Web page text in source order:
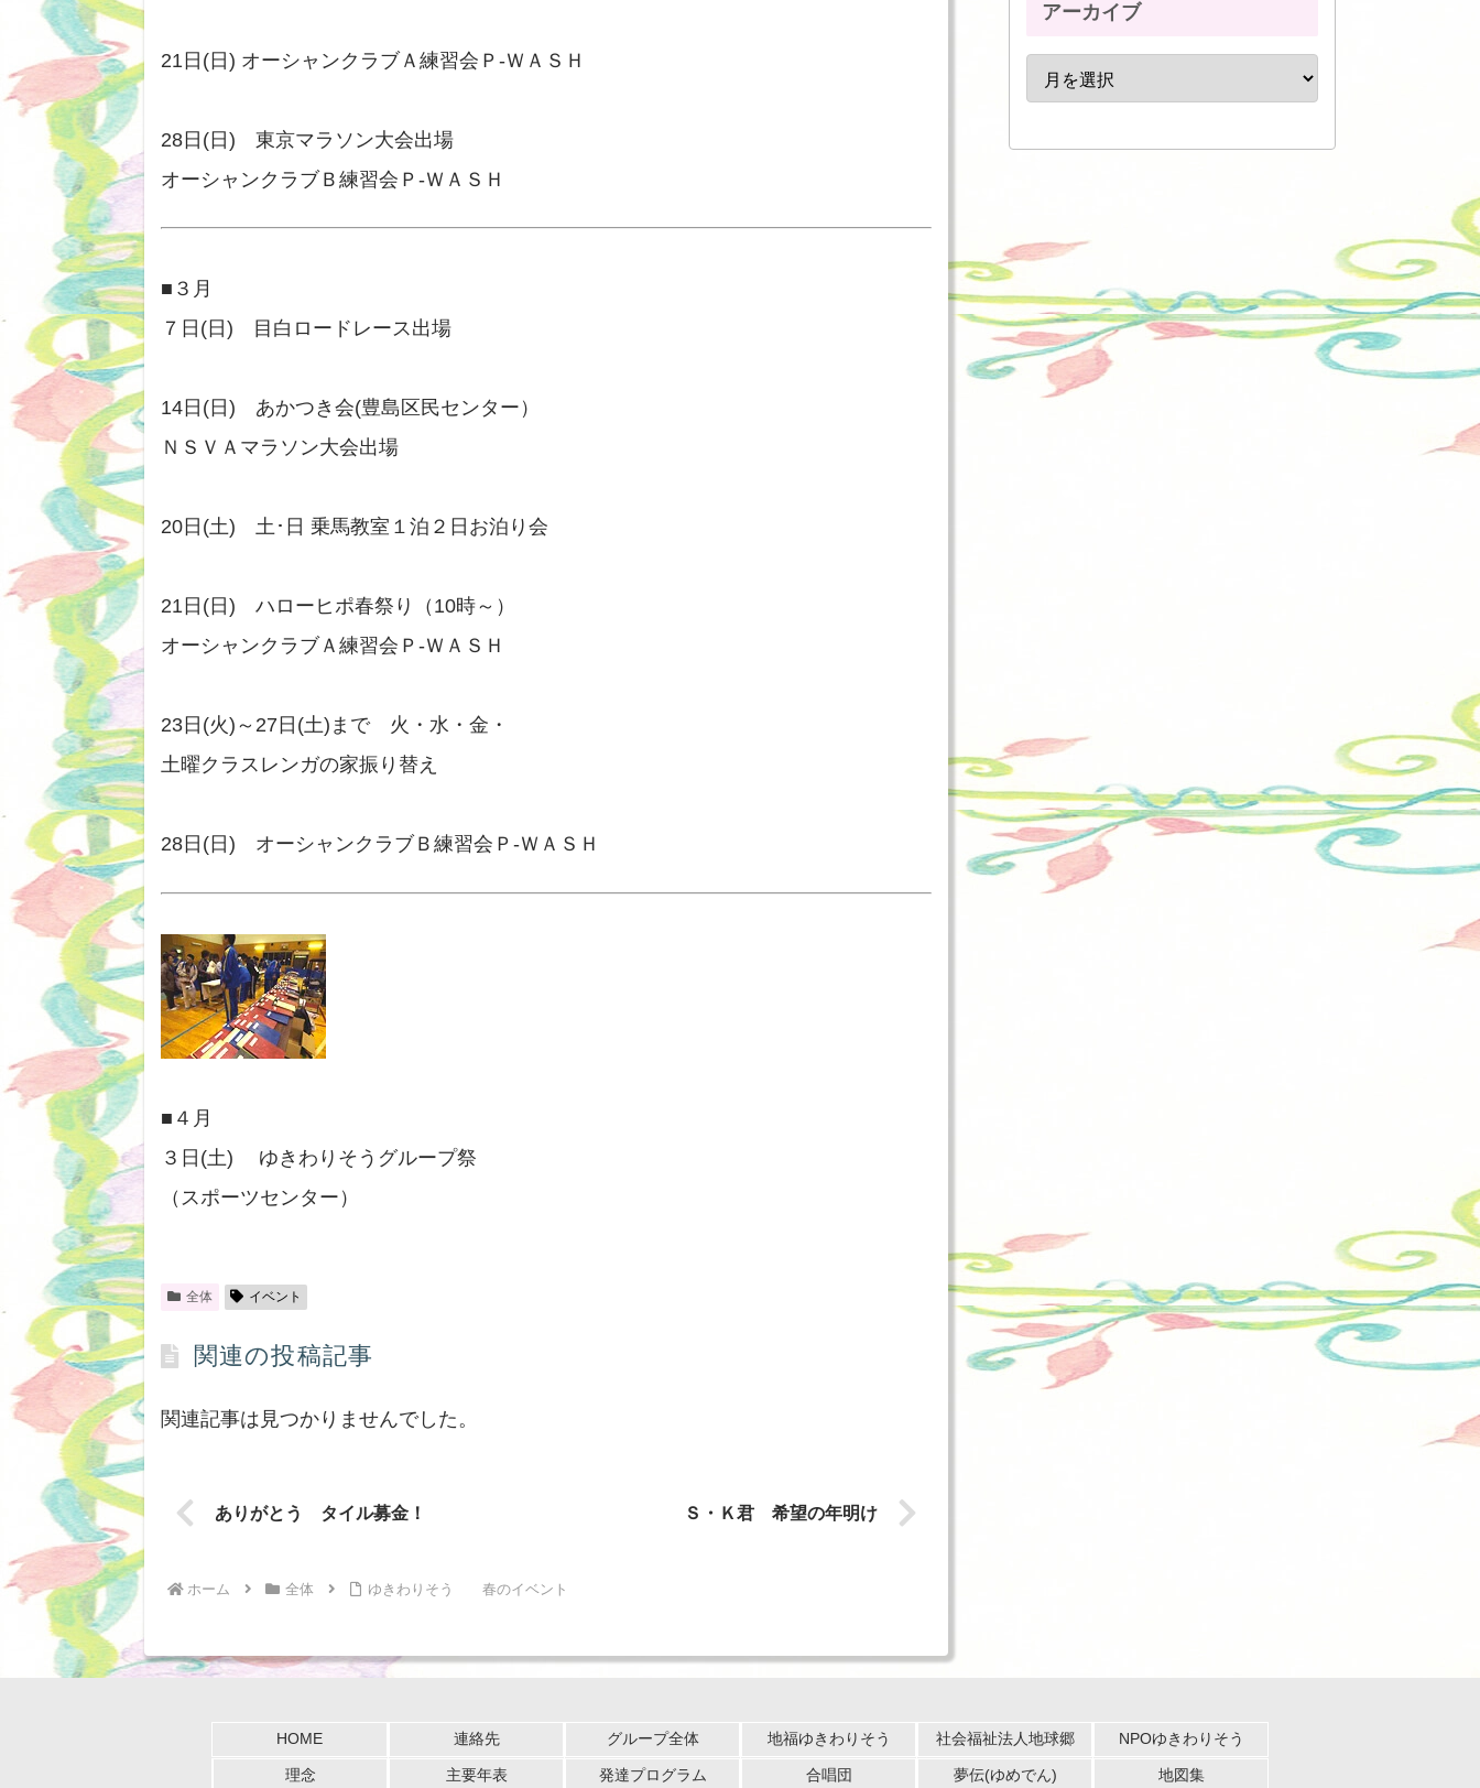
21日(日) オーシャンクラブＡ練習会Ｐ‐ＷＡＳＨ
28日(日) 東京マラソン大会出場
オーシャンクラブＢ練習会Ｐ‐ＷＡＳＨ
■３月
７日(日) 目白ロードレース出場
14日(日) あかつき会(豊島区民センター）
ＮＳＶＡマラソン大会出場
20日(土) 土･日 乗馬教室１泊２日お泊り会
21日(日) ハローヒポ春祭り（10時～）
オーシャンクラブＡ練習会Ｐ‐ＷＡＳＨ
23日(火)～27日(土)まで 火・水・金・
土曜クラスレンガの家振り替え
28日(日) オーシャンクラブＢ練習会Ｐ‐ＷＡＳＨ
■４月
３日(土) ゆきわりそうグループ祭
（スポーツセンター）
全体 イベント
関連の投稿記事
関連記事は見つかりませんでした。
ありがとう タイル募金！ Ｓ・Ｋ君 希望の年明け
ホーム 全体 ゆきわりそう 春のイベント
アーカイブ
HOME 連絡先 グループ全体 地福ゆきわりそう 社会福祉法人地球郷 NPOゆきわりそう
理念 主要年表 発達プログラム 合唱団 夢伝(ゆめでん) 地図集